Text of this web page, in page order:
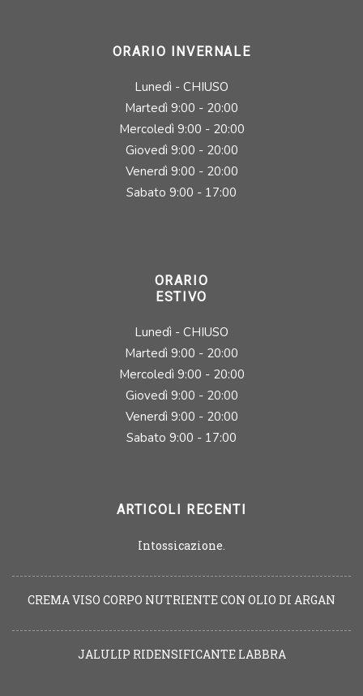
ORARIO INVERNALE
Lunedì - CHIUSO
Martedì 9:00 - 20:00
Mercoledì 9:00 - 20:00
Giovedì 9:00 - 20:00
Venerdì 9:00 - 20:00
Sabato 9:00 - 17:00
ORARIO
ESTIVO
Lunedì - CHIUSO
Martedì 9:00 - 20:00
Mercoledì 9:00 - 20:00
Giovedì 9:00 - 20:00
Venerdì 9:00 - 20:00
Sabato 9:00 - 17:00
ARTICOLI RECENTI
Intossicazione.
CREMA VISO CORPO NUTRIENTE CON OLIO DI ARGAN
JALULIP RIDENSIFICANTE LABBRA